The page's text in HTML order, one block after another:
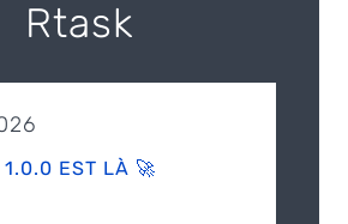
Rtask
EST LÀ 🚀